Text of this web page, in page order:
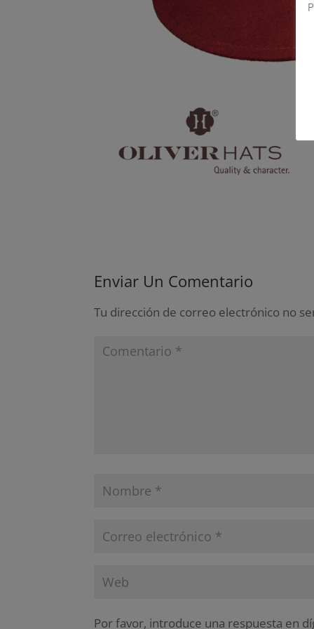
Enviar Un Comentario
Tu dirección de correo electrónico no
Por favor, introduce una respuesta en